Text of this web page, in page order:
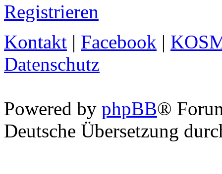
Registrieren
Kontakt | Facebook |
Datenschutz
Powered by phpBB®
Deutsche Übersetzung